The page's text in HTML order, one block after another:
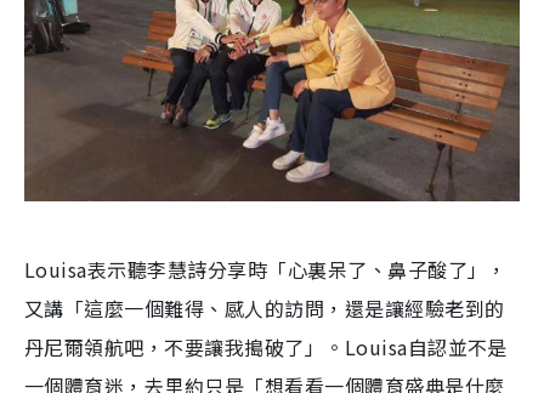
Louisa表示聽李慧詩分享時「心裏呆了、鼻子酸了」，
又講「這麼一個難得、感人的訪問，還是讓經驗老到的
丹尼爾領航吧，不要讓我搗破了」。Louisa自認並不是
一個體育迷，去里約只是「想看看一個體育盛典是什麼